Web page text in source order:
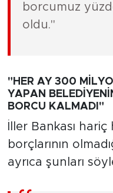
borcumuz
oldu."
"HER AY 300
YAPAN
BORCU KALMADI"
İller Bankası
borçlarının
ayrıca şunları